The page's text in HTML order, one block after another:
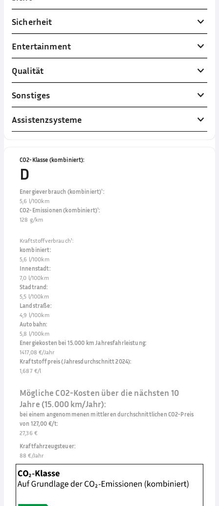
Sicherheit
Entertainment
Qualität
Sonstiges
Assistenzsysteme
CO2-Klasse (kombiniert):
D
Energieverbrauch (kombiniert)¹:
5,6 l/100km
CO2-Emissionen (kombiniert)¹:
128 g/km
Kraftstoffverbrauch¹:
kombiniert:
5,6 l/100km
Innenstadt:
7,0 l/100km
Stadtrand:
5,5 l/100km
Landstraße:
4,9 l/100km
Autobahn:
5,8 l/100km
Energiekosten bei 15.000 km Jahresfahrleistung:
1417,08 €/Jahr
Kraftstoffpreis (Jahresdurchschnitt 2024):
1,687 €/l
Mögliche CO2-Kosten über die nächsten 10
Jahre (15.000 km/Jahr):
bei einem angenommenen mittleren durchschnittlichen CO2-Preis
von 127,00 €/t:
27,36 €
Kraftfahrzeugsteuer:
88 €/Jahr